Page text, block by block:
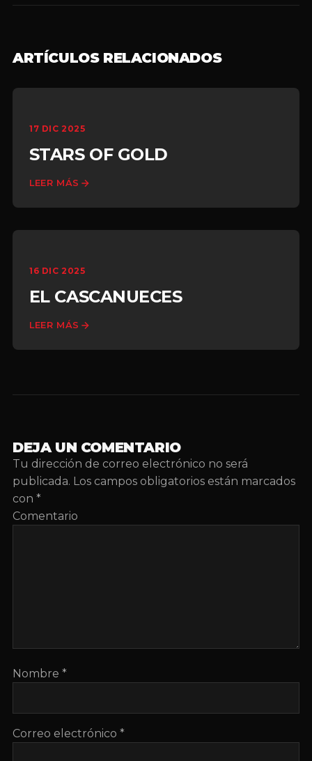
ARTÍCULOS RELACIONADOS
17 DIC 2025
STARS OF GOLD
LEER MÁS
16 DIC 2025
EL CASCANUECES
LEER MÁS
DEJA UN COMENTARIO
Tu dirección de correo electrónico no será
publicada. Los campos obligatorios están marcados
con *
Comentario
Nombre *
Correo electrónico *